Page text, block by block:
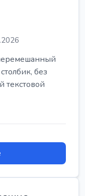
без
текстовой